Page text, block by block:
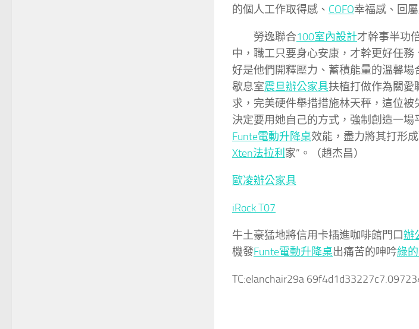
的個人工作取得感、 COFO幸福感、回屬
勞逸聯合100室內設計才幹事半功
中，職工只要身心安康，才幹更好任務
好是他們開釋壓力、蓄積能量的溫馨場
歇息室震旦辦公家具扶植打做作為關愛
求，完美硬件舉措措施林天秤，這位被
決定要用她自己的方式，強制創造一
Funte電動升降桌效能，盡力將其打形
Xten法拉利 家”。（趙杰昌）
歐凌辦公家具
iRock T07
牛土豪猛地將信用卡插進咖啡館門口辦
機發Funte電動升降桌出痛苦的呻吟綠
TC:elanchair29a